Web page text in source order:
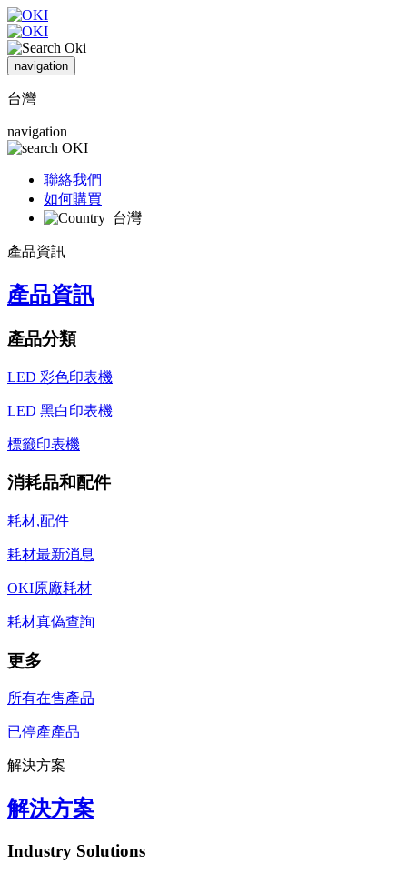
navigation
台灣
navigation
聯絡我們
如何購買
台灣
產品資訊
產品資訊
產品分類
LED 彩色印表機
LED 黑白印表機
標籤印表機
消耗品和配件
耗材,配件
耗材最新消息
OKI原廠耗材
耗材真偽查詢
更多
所有在售產品
已停產產品
解決方案
解決方案
Industry Solutions